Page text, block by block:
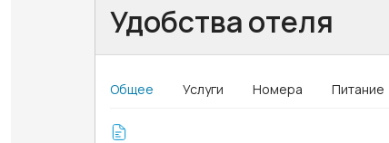
Удобства отеля
Общее Услуги Номера Питание